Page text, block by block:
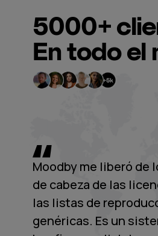
Moodby me liberó de
de cabeza de las
las listas de
genéricas. Es un
5000+
En todo el